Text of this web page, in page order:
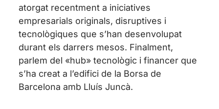
atorgat recentment a iniciatives
empresarials originals, disruptives i
tecnològiques que s’han desenvolupat
durant els darrers mesos. Finalment,
parlem del «hub» tecnològic i financer que
s’ha creat a l’edifici de la Borsa de
Barcelona amb Lluís Juncà.